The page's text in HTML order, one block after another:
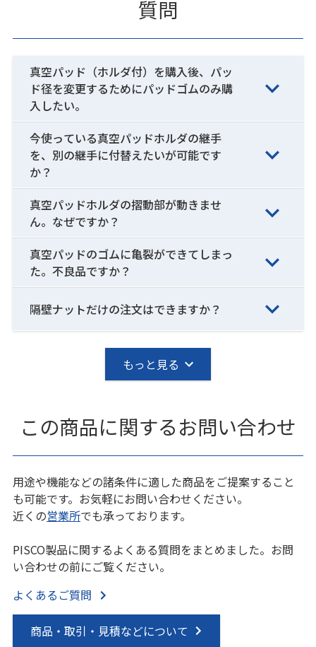
質問
真空パッド（ホルダ付）を購入後、パッ
ド径を変更するためにパッドゴムのみ購
入したい。
今使っている真空パッドホルダの継手
を、別の継手に付替えたいが可能です
か？
真空パッドホルダの摺動部が動きませ
ん。なぜですか？
真空パッドのゴムに亀裂ができてしまっ
た。不良品ですか？
隔壁ナットだけの注文はできますか？
もっと見る
この商品に関するお問い合わせ
用途や機能などの諸条件に適した商品をご提案すること
も可能です。お気軽にお問い合わせください。
近くの営業所でも承っております。
PISCO製品に関するよくある質問をまとめました。お問
い合わせの前にご覧ください。
よくあるご質問
商品・取引・見積などについて